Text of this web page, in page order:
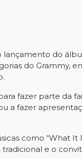
do
do Grammy,
fazer parte da
a fazer
como “What It
e o